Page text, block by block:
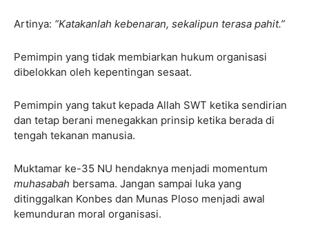
Artinya: “Katakanlah kebenaran, sekalipun terasa pahit.”
Pemimpin yang tidak membiarkan hukum organisasi
dibelokkan oleh kepentingan sesaat.
Pemimpin yang takut kepada Allah SWT ketika sendirian
dan tetap berani menegakkan prinsip ketika berada di
tengah tekanan manusia.
Muktamar ke-35 NU hendaknya menjadi momentum
muhasabah bersama. Jangan sampai luka yang
ditinggalkan Konbes dan Munas Ploso menjadi awal
kemunduran moral organisasi.